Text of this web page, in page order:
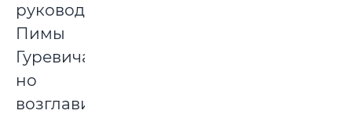
руководством
Пимы
Гуревича,
но
возглавив